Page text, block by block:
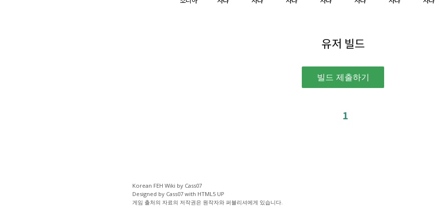
유저 빌드
1
Korean FEH Wiki by Cass07
Designed by Cass07 with HTML5 UP
게임 출처의 자료의 저작권은 원작자와 퍼블리셔에게 있습니다.